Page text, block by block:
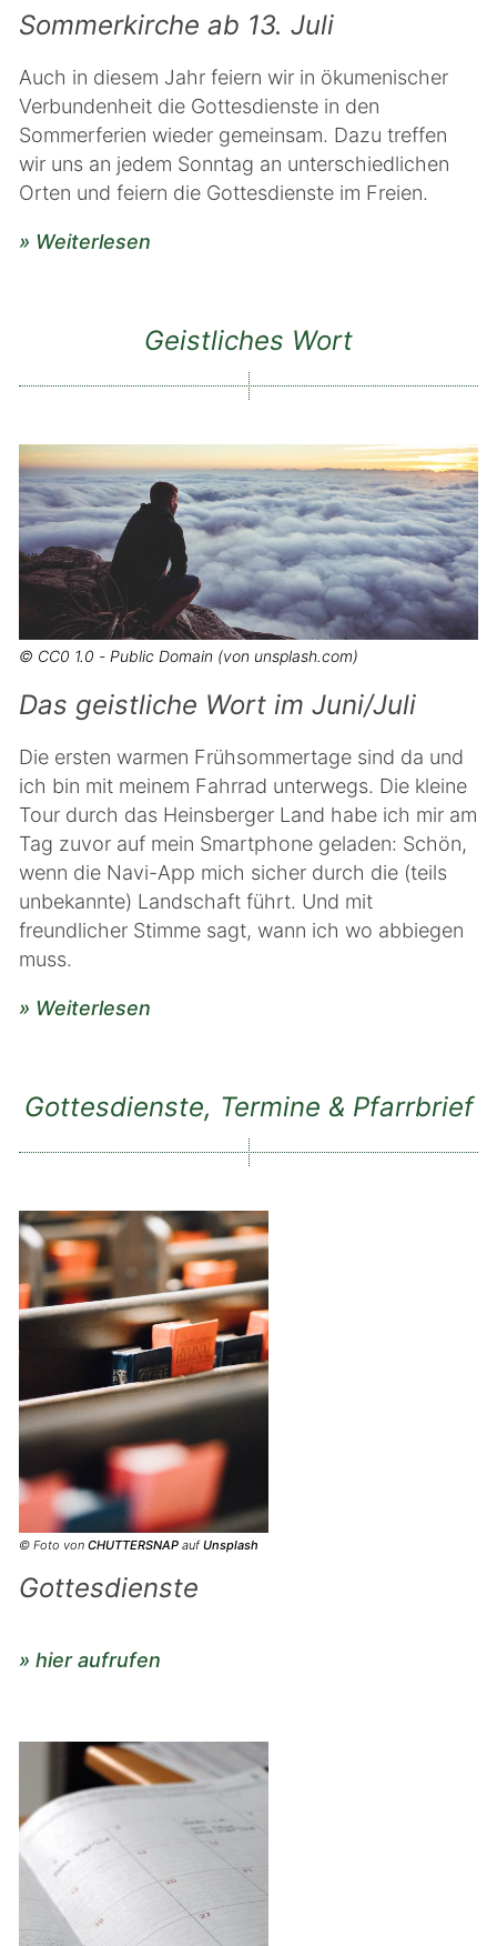
Sommerkirche ab 13. Juli
Auch in diesem Jahr feiern wir in ökumenischer
Verbundenheit die Gottesdienste in den
Sommerferien wieder gemeinsam. Dazu treffen
wir uns an jedem Sonntag an unterschiedlichen
Orten und feiern die Gottesdienste im Freien.
» Weiterlesen
Geistliches Wort
© CC0 1.0 - Public Domain (von unsplash.com)
Das geistliche Wort im Juni/Juli
Die ersten warmen Frühsommertage sind da und
ich bin mit meinem Fahrrad unterwegs. Die kleine
Tour durch das Heinsberger Land habe ich mir am
Tag zuvor auf mein Smartphone geladen: Schön,
wenn die Navi-App mich sicher durch die (teils
unbekannte) Landschaft führt. Und mit
freundlicher Stimme sagt, wann ich wo abbiegen
muss.
» Weiterlesen
Gottesdienste, Termine & Pfarrbrief
© Foto von CHUTTERSNAP aufUnsplash
Gottesdienste
» hier aufrufen